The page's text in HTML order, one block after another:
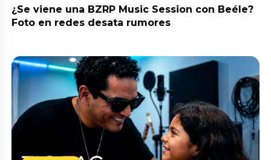
¿Se viene una BZRP Music Session con Beéle?
Foto en redes desata rumores